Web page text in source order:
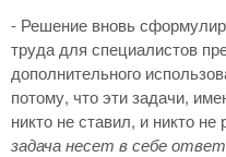
- Решение вновь
труда для специалистов
дополнительного
потому, что эти задачи,
никто не ставил, и никто не
задача несет в себе